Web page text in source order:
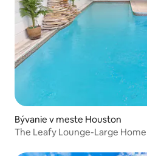
Bývanie v meste Houston
The Leafy Lounge-Large